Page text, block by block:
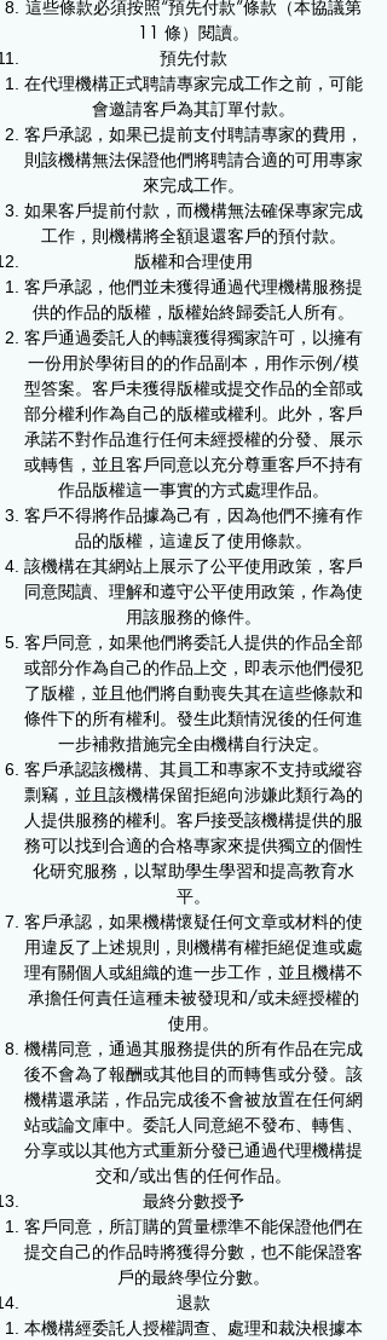
這些條款必須按照“預先付款”條款（本協議第
11 條）閱讀。
預先付款
在代理機構正式聘請專家完成工作之前，可能
會邀請客戶為其訂單付款。​
客戶承認，如果已提前支付聘請專家的費用，
則該機構無法保證他們將聘請合適的可用專家
來完成工作。
如果客戶提前付款，而機構無法確保專家完成
工作，則機構將全額退還客戶的預付款。
版權和合理使用
客戶承認，他們並未獲得通過代理機構服務提
供的作品的版權，版權始終歸委託人所有。​
客戶通過委託人的轉讓獲得獨家許可，以擁有
一份用於學術目的的作品副本，用作示例/模
型答案。客戶未獲得版權或提交作品的全部或
部分權利作為自己的版權或權利。此外，客戶
承諾不對作品進行任何未經授權的分發、展示
或轉售，並且客戶同意以充分尊重客戶不持有
作品版權這一事實的方式處理作品。
客戶不得將作品據為己有，因為他們不擁有作
品的版權，這違反了使用條款。
該機構在其網站上展示了公平使用政策，客戶
同意閱讀、理解和遵守公平使用政策，作為使
用該服務的條件。
客戶同意，如果他們將委託人提供的作品全部
或部分作為自己的作品上交，即表示他們侵犯
了版權，並且他們將自動喪失其在這些條款和
條件下的所有權利。發生此類情況後的任何進
一步補救措施完全由機構自行決定。
客戶承認該機構、其員工和專家不支持或縱容
剽竊，並且該機構保留拒絕向涉嫌此類行為的
人提供服務的權利。客戶接受該機構提供的服
務可以找到合適的合格專家來提供獨立的個性
化研究服務，以幫助學生學習和提高教育水
平。
客戶承認，如果機構懷疑任何文章或材料的使
用違反了上述規則，則機構有權拒絕促進或處
理有關個人或組織的進一步工作，並且機構不
承擔任何責任這種未被發現和/或未經授權的
使用。
機構同意，通過其服務提供的所有作品在完成
後不會為了報酬或其他目的而轉售或分發。該
機構還承諾，作品完成後不會被放置在任何網
站或論文庫中。委託人同意絕不發布、轉售、
分享或以其他方式重新分發已通過代理機構提
交和/或出售的任何作品。
最終分數授予
客戶同意，所訂購的質量標準不能保證他們在
提交自己的作品時將獲得分數，也不能保證客
戶的最終學位分數。​
退款
本機構經委託人授權調查、處理和裁決根據本